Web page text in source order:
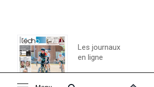
Les journaux
en ligne